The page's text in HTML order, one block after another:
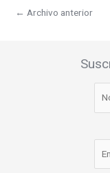
← Archivo anterior